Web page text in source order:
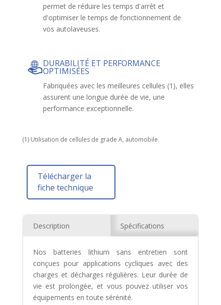
permet de réduire les temps d'arrêt et
d'optimiser le temps de fonctionnement de
vos autolaveuses.
DURABILITÉ ET PERFORMANCE
OPTIMISÉES
Fabriquées avec les meilleures cellules (1), elles
assurent une longue durée de vie, une
performance exceptionnelle.
(1) Utilisation de cellules de grade A, automobile.
Télécharger la
fiche technique
Description Spécifications
Nos batteries lithium sans entretien sont
conçues pour applications cycliques avec des
charges et décharges régulières. Leur durée de
vie est prolongée, et vous pouvez utiliser vos
équipements en toute sérénité.